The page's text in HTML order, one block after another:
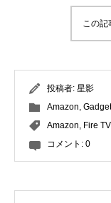
この記
投稿者: 星影
Amazon, Gadget
Amazon, Fire
コメント: 0